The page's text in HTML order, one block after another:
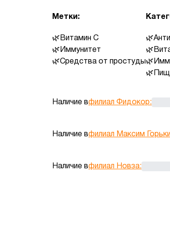
Метки:
Витамин C
Иммунитет
Средства от простуды
Наличие вфилиал Фидокор:
Наличие вфилиал Максим
Наличие вфилиал Новза: